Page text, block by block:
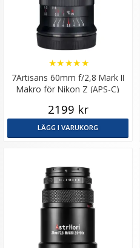
7Artisans 60mm f/2,8 Mark II
Makro för Nikon Z (APS-C)
★★★★★
2199 kr
LÄGG I VARUKORG